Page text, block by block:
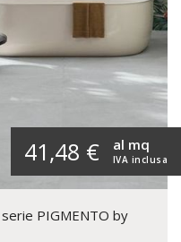
41,48 € IVA inclusa
al mq
PIGMENTO by